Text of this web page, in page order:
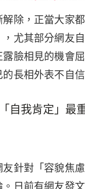
除，正當大家
，尤其部分網友
露臉相見的機會
長相外表不自
自我肯定」最
針對「容貌焦
。日前有網友發